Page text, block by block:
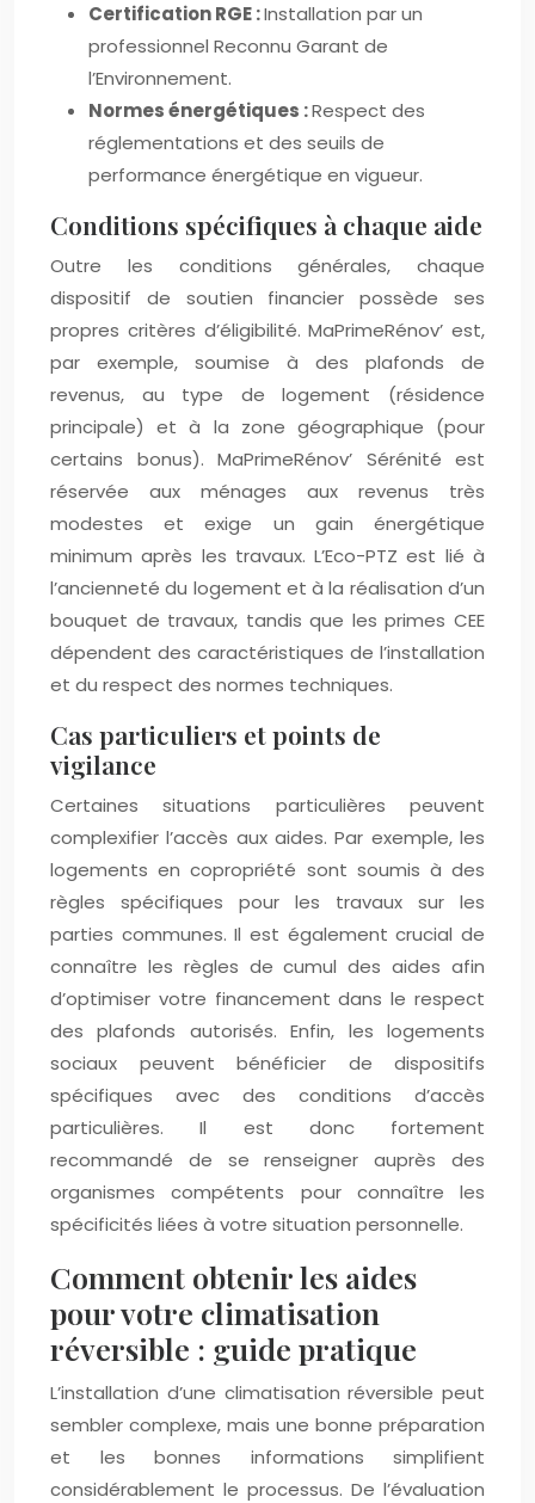
Certification RGE :Installation par un
professionnel Reconnu Garant de
l’Environnement.
Normes énergétiques :Respect des
réglementations et des seuils de
performance énergétique en vigueur.
Conditions spécifiques à chaque aide
Outre les conditions générales, chaque
dispositif de soutien financier possède ses
propres critères d’éligibilité. MaPrimeRénov’ est,
par exemple, soumise à des plafonds de
revenus, au type de logement (résidence
principale) et à la zone géographique (pour
certains bonus). MaPrimeRénov’ Sérénité est
réservée aux ménages aux revenus très
modestes et exige un gain énergétique
minimum après les travaux. L’Eco-PTZ est lié à
l’ancienneté du logement et à la réalisation d’un
bouquet de travaux, tandis que les primes CEE
dépendent des caractéristiques de l’installation
et du respect des normes techniques.
Cas particuliers et points de
vigilance
Certaines situations particulières peuvent
complexifier l’accès aux aides. Par exemple, les
logements en copropriété sont soumis à des
règles spécifiques pour les travaux sur les
parties communes. Il est également crucial de
connaître les règles de cumul des aides afin
d’optimiser votre financement dans le respect
des plafonds autorisés. Enfin, les logements
sociaux peuvent bénéficier de dispositifs
spécifiques avec des conditions d’accès
particulières. Il est donc fortement
recommandé de se renseigner auprès des
organismes compétents pour connaître les
spécificités liées à votre situation personnelle.
Comment obtenir les aides
pour votre climatisation
réversible : guide pratique
L’installation d’une climatisation réversible peut
sembler complexe, mais une bonne préparation
et les bonnes informations simplifient
considérablement le processus. De l’évaluation